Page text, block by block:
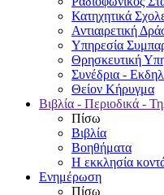
Κατηχητικά
Αντιαιρετική
Υπηρεσία
Θρησκευτική
Συνέδρια -
Θείον Κήρυγμα
Βιβλία - Περιοδικά -
Πίσω
Βιβλία
Βοηθήματα
Η εκκλησία
Ενημέρωση
Πίσω